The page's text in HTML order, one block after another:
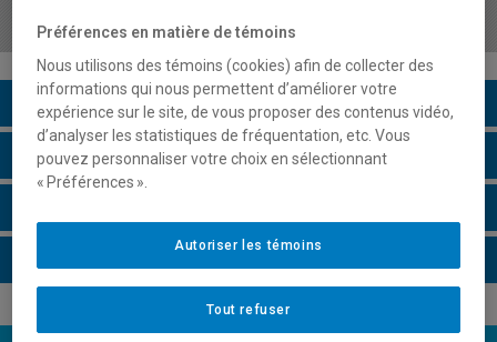
Description du cours
Horaire - Été 2026
Préférences en matière de témoins
Nous utilisons des témoins (cookies) afin de collecter des
informations qui nous permettent d’améliorer votre
expérience sur le site, de vous proposer des contenus vidéo,
d’analyser les statistiques de fréquentation, etc. Vous
pouvez personnaliser votre choix en sélectionnant
« Préférences ».
Tout refuser
Autoriser les témoins